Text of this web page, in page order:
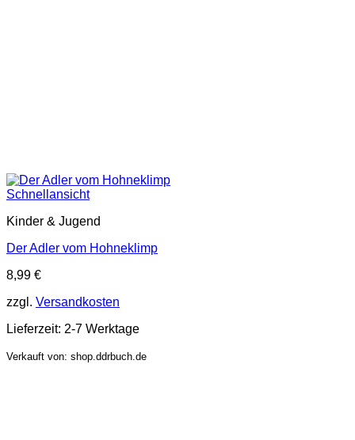
Schnellansicht
Kinder & Jugend
Der Adler vom Hohneklimp
8,99 €
zzgl. Versandkosten
Lieferzeit: 2-7 Werktage
Verkauft von: shop.ddrbuch.de